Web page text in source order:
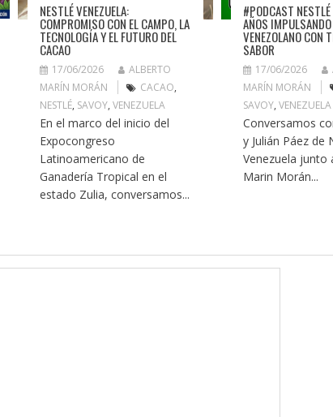
NESTLÉ VENEZUELA:
COMPROMISO CON EL CAMPO, LA
TECNOLOGÍA Y EL FUTURO DEL
CACAO
17/06/2026
ALBERTO
MARÍN MORÁN
CACAO,
NESTLÉ, SAVOY,VENEZUELA
En el marco del inicio del
Expocongreso
Latinoamericano de
Ganadería Tropical en el
estado Zulia, conversamos...
#PODCAST
AÑOS
VENEZOLANO CON
SABOR
17/06/2026
MARÍN MORÁN
SAVOY,VENEZUELA
Conversamos
y Julián Páez de
Venezuela junto
Marin Morán...